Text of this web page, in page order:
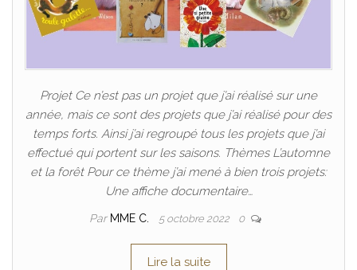
Projet Ce n’est pas un projet que j’ai réalisé sur une
année, mais ce sont des projets que j’ai réalisé pour des
temps forts. Ainsi j’ai regroupé tous les projets que j’ai
effectué qui portent sur les saisons. Thèmes L’automne
et la forêt Pour ce thème j’ai mené à bien trois projets:
Une affiche documentaire…
Par MME C. 5 octobre 2022 0
Lire la suite